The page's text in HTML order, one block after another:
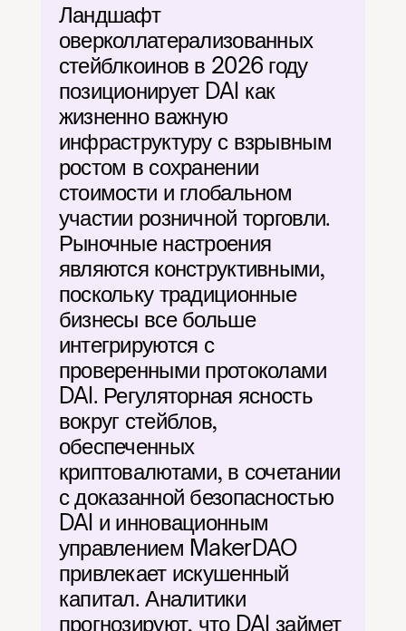
Ландшафт
оверколлатерализованных
стейблкоинов в 2026 году
позиционирует DAI как
жизненно важную
инфраструктуру с взрывным
ростом в сохранении
стоимости и глобальном
участии розничной торговли.
Рыночные настроения
являются конструктивными,
поскольку традиционные
бизнесы все больше
интегрируются с
проверенными протоколами
DAI. Регуляторная ясность
вокруг стейблов,
обеспеченных
криптовалютами, в сочетании
с доказанной безопасностью
DAI и инновационным
управлением MakerDAO
привлекает искушенный
капитал. Аналитики
прогнозируют, что DAI займет